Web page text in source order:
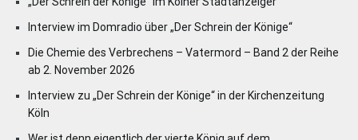
Interview im Domradio über „Der Schrein der Könige“
Die Chemie des Verbrechens – Vatermord – Band 2 der Reihe
ab 2. November 2026
Interview zu „Der Schrein der Könige“ in der Kirchenzeitung
Köln